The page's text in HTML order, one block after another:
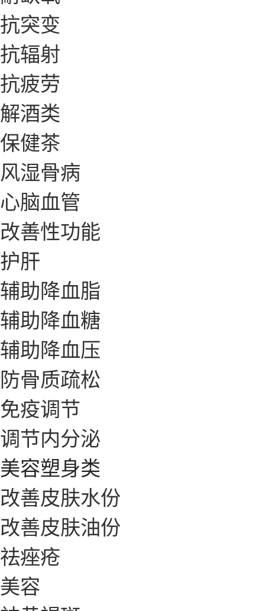
抗突变
抗辐射
抗疲劳
解酒类
保健茶
风湿骨病
心脑血管
改善性功能
护肝
辅助降血脂
辅助降血糖
辅助降血压
防骨质疏松
免疫调节
调节内分泌
美容塑身类
改善皮肤水份
改善皮肤油份
祛痤疮
美容